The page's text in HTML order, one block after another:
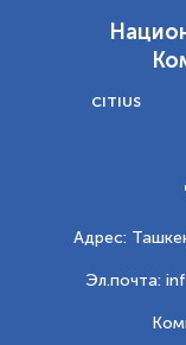
CITIUS
Адрес:
Эл.почта: